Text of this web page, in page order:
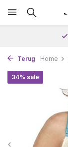
Terug Home
34% sale